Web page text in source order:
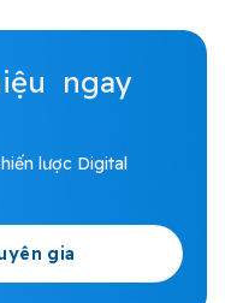
ngay
lược Digital
gia